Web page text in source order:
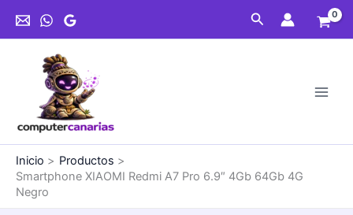
Buscar
Inicio
Productos
Smartphone XIAOMI Redmi A7 Pro 6.9″ 4Gb 64Gb 4G
Negro